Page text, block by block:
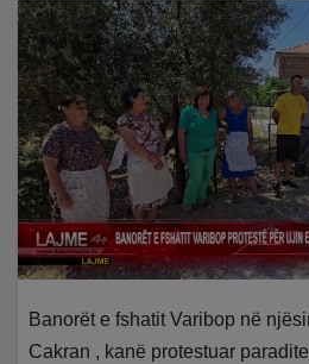
Banorët e fshatit Varibop në
Cakran , kanë protestuar